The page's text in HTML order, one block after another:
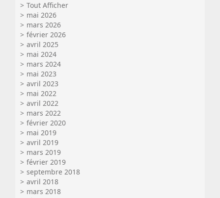
Tout Afficher
mai 2026
mars 2026
février 2026
avril 2025
mai 2024
mars 2024
mai 2023
avril 2023
mai 2022
avril 2022
mars 2022
février 2020
mai 2019
avril 2019
mars 2019
février 2019
septembre 2018
avril 2018
mars 2018